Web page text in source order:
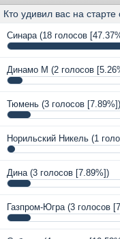
Кто удивил вас на
Синара (18 голосов
Динамо М (2 голосов
Тюмень (3 голосов [7.89%])
Норильский Никель (1
Дина (3 голосов [7.89%])
Газпром-Югра (3 голосов